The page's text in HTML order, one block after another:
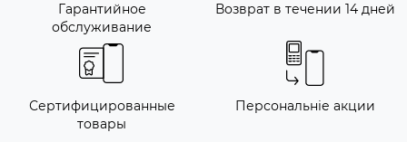
Гарантийное
обслуживание
Возврат в течении 14 дней
Сертифицированные
товары
Персональніе акции